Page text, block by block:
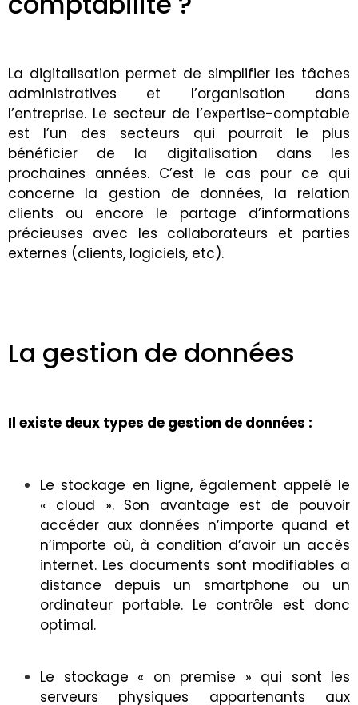
La digitalisation permet de simplifier les tâches
administratives et l’organisation dans
l’entreprise. Le secteur de l’expertise-comptable
est l’un des secteurs qui pourrait le plus
bénéficier de la digitalisation dans les
prochaines années. C’est le cas pour ce qui
concerne la gestion de données, la relation
clients ou encore le partage d’informations
précieuses avec les collaborateurs et parties
externes (clients, logiciels, etc).
La gestion de données
Il existe deux types de gestion de données :
Le stockage en ligne, également appelé le
« cloud ». Son avantage est de pouvoir
accéder aux données n’importe quand et
n’importe où, à condition d’avoir un accès
internet. Les documents sont modifiables a
distance depuis un smartphone ou un
ordinateur portable. Le contrôle est donc
optimal.
Le stockage « on premise » qui sont les
serveurs physiques appartenants aux